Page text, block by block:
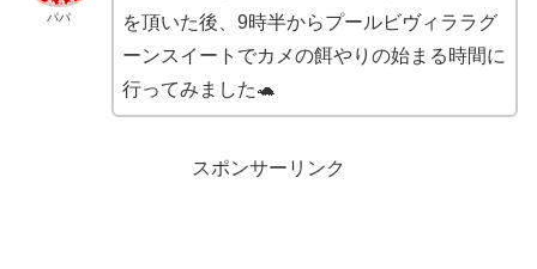
パパ
を頂いた後、9時半からプールビヴィララグ
ーンスイートでカメの餌やりの始まる時間に
行ってみました🐢
スポンサーリンク